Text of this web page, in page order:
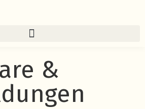
&